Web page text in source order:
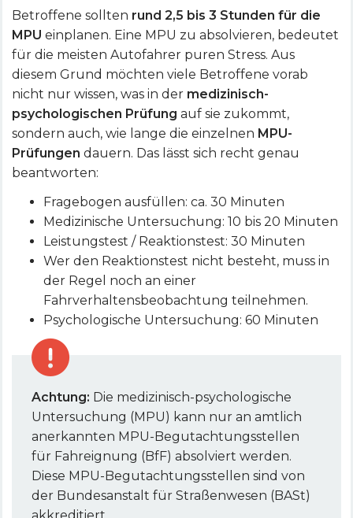
Betroffene sollten rund 2,5 bis 3 Stunden für die
MPU einplanen. Eine MPU zu absolvieren, bedeutet
für die meisten Autofahrer puren Stress. Aus
diesem Grund möchten viele Betroffene vorab
nicht nur wissen, was in der medizinisch-
psychologischen Prüfung auf sie zukommt,
sondern auch, wie lange die einzelnen MPU-
Prüfungen dauern. Das lässt sich recht genau
beantworten:
Fragebogen ausfüllen: ca. 30 Minuten
Medizinische Untersuchung: 10 bis 20 Minuten
Leistungstest / Reaktionstest: 30 Minuten
Wer den Reaktionstest nicht besteht, muss in
der Regel noch an einer
Fahrverhaltensbeobachtung teilnehmen.
Psychologische Untersuchung: 60 Minuten
Achtung: Die medizinisch-psychologische
Untersuchung (MPU) kann nur an amtlich
anerkannten MPU-Begutachtungsstellen
für Fahreignung (BfF) absolviert werden.
Diese MPU-Begutachtungsstellen sind von
der Bundesanstalt für Straßenwesen (BASt)